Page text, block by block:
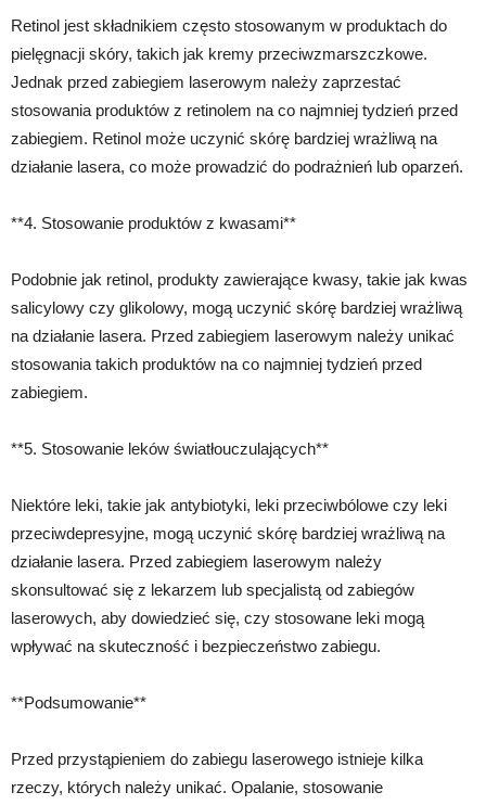
Retinol jest składnikiem często stosowanym w produktach do
pielęgnacji skóry, takich jak kremy przeciwzmarszczkowe.
Jednak przed zabiegiem laserowym należy zaprzestać
stosowania produktów z retinolem na co najmniej tydzień przed
zabiegiem. Retinol może uczynić skórę bardziej wrażliwą na
działanie lasera, co może prowadzić do podrażnień lub oparzeń.
**4. Stosowanie produktów z kwasami**
Podobnie jak retinol, produkty zawierające kwasy, takie jak kwas
salicylowy czy glikolowy, mogą uczynić skórę bardziej wrażliwą
na działanie lasera. Przed zabiegiem laserowym należy unikać
stosowania takich produktów na co najmniej tydzień przed
zabiegiem.
**5. Stosowanie leków światłouczulających**
Niektóre leki, takie jak antybiotyki, leki przeciwbólowe czy leki
przeciwdepresyjne, mogą uczynić skórę bardziej wrażliwą na
działanie lasera. Przed zabiegiem laserowym należy
skonsultować się z lekarzem lub specjalistą od zabiegów
laserowych, aby dowiedzieć się, czy stosowane leki mogą
wpływać na skuteczność i bezpieczeństwo zabiegu.
**Podsumowanie**
Przed przystąpieniem do zabiegu laserowego istnieje kilka
rzeczy, których należy unikać. Opalanie, stosowanie